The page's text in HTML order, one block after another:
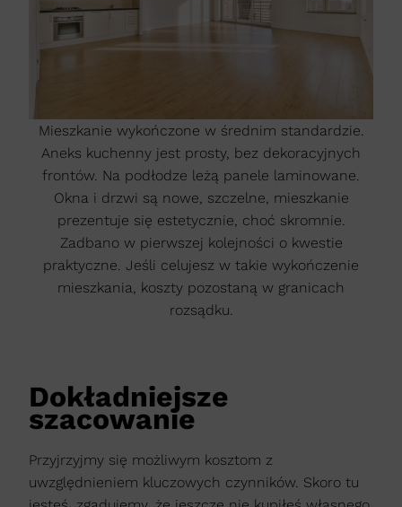
Mieszkanie wykończone w średnim standardzie.
Aneks kuchenny jest prosty, bez dekoracyjnych
frontów. Na podłodze leżą panele laminowane.
Okna i drzwi są nowe, szczelne, mieszkanie
prezentuje się estetycznie, choć skromnie.
Zadbano w pierwszej kolejności o kwestie
praktyczne. Jeśli celujesz w takie wykończenie
mieszkania, koszty pozostaną w granicach
rozsądku.
Dokładniejsze
szacowanie
Przyjrzyjmy się możliwym kosztom z
uwzględnieniem kluczowych czynników. Skoro tu